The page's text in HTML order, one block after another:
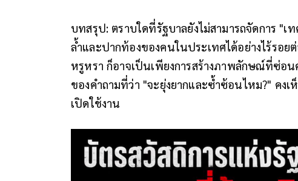
บทสรุป: ตราบใดที่รัฐบาลยังไม่สามารถจัดการ "
ล้ำและปากท้องของคนในประเทศได้อย่างไร้รอย
หรูหรา ก็อาจเป็นเพียงการสร้างภาพลักษณ์ที่ซ่อ
ของคำถามที่ว่า "จะยุ่งยากและซ้ำซ้อนไหม?" คง
เปิดใช้งาน